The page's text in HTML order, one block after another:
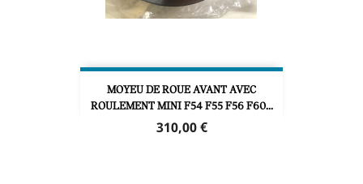
MOYEU DE ROUE AVANT AVEC
ROULEMENT MINI F54 F55 F56 F60...
Prix
310,00 €